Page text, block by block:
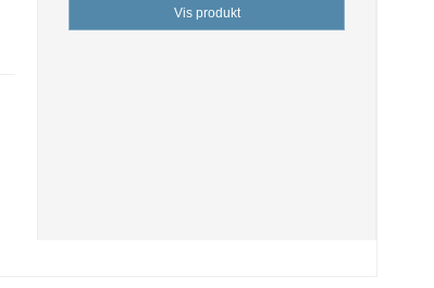
Vis produkt